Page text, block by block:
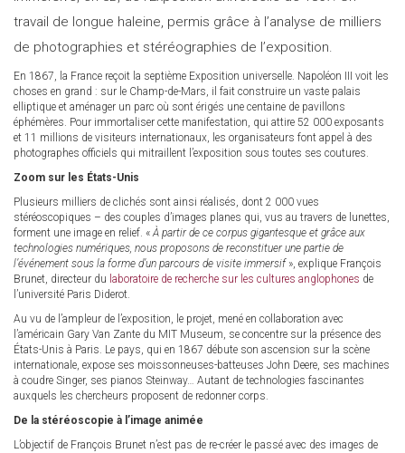
travail de longue haleine, permis grâce à l’analyse de milliers
de photographies et stéréographies de l’exposition.
En 1867, la France reçoit la septième Exposition universelle. Napoléon III voit les
choses en grand : sur le Champ-de-Mars, il fait construire un vaste palais
elliptique et aménager un parc où sont érigés une centaine de pavillons
éphémères. Pour immortaliser cette manifestation, qui attire 52 000 exposants
et 11 millions de visiteurs internationaux, les organisateurs font appel à des
photographes officiels qui mitraillent l’exposition sous toutes ses coutures.
Zoom sur les États-Unis
Plusieurs milliers de clichés sont ainsi réalisés, dont 2 000 vues
stéréoscopiques – des couples d’images planes qui, vus au travers de lunettes,
forment une image en relief. «À partir de ce corpus gigantesque et grâce aux
technologies numériques, nous proposons de reconstituer une partie de
l’événement sous la forme d’un parcours de visite immersif », explique François
Brunet, directeur du laboratoire de recherche sur les cultures anglophones de
l’université Paris Diderot.
Au vu de l’ampleur de l’exposition, le projet, mené en collaboration avec
l’américain Gary Van Zante du MIT Museum, se concentre sur la présence des
États-Unis à Paris. Le pays, qui en 1867 débute son ascension sur la scène
internationale, expose ses moissonneuses-batteuses John Deere, ses machines
à coudre Singer, ses pianos Steinway… Autant de technologies fascinantes
auxquels les chercheurs proposent de redonner corps.
De la stéréoscopie à l’image animée
L’objectif de François Brunet n’est pas de re-créer le passé avec des images de